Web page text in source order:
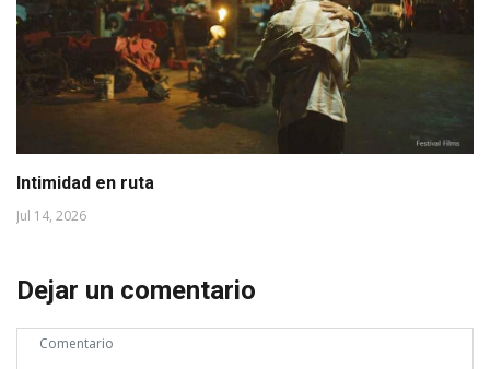
Intimidad en ruta
Jul 14, 2026
Dejar un comentario